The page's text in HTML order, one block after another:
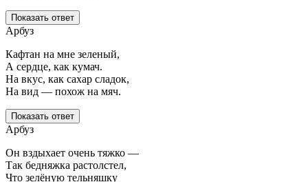
Показать ответ
Арбуз
Кафтан на мне зеленый,
А сердце, как кумач.
На вкус, как сахар сладок,
На вид — похож на мяч.
Показать ответ
Арбуз
Он вздыхает очень тяжко —
Так бедняжка растолстел,
Что зелёную тельняшку